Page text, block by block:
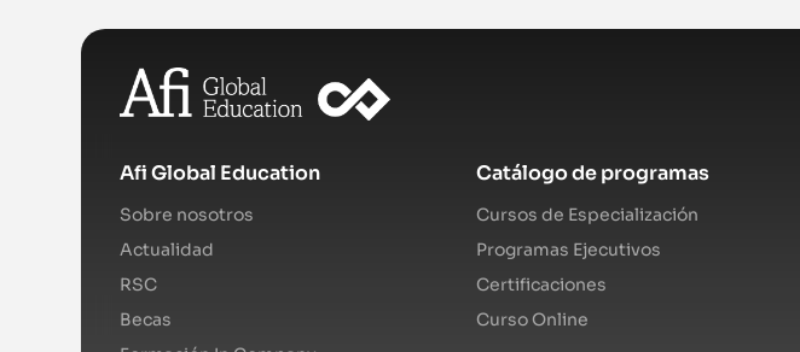
Afi Global Education
Sobre nosotros
Actualidad
RSC
Becas
Catálogo de programas
Cursos de Especialización
Programas Ejecutivos
Certificaciones
Curso Online